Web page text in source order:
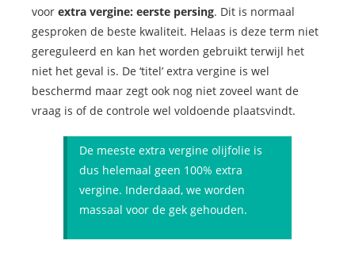
voor extra vergine: eerste persing. Dit is normaal
gesproken de beste kwaliteit. Helaas is deze term niet
gereguleerd en kan het worden gebruikt terwijl het
niet het geval is. De ‘titel’ extra vergine is wel
beschermd maar zegt ook nog niet zoveel want de
vraag is of de controle wel voldoende plaatsvindt.
De meeste extra vergine olijfolie is
dus helemaal geen 100% extra
vergine. Inderdaad, we worden
massaal voor de gek gehouden.